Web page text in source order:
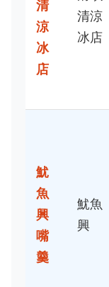
清
涼
冰
店
清涼
冰店
魷
魚
興
嘴
羹
魷魚
興